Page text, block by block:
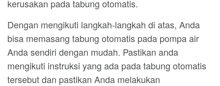
kerusakan pada tabung otomatis.
Dengan mengikuti langkah-langkah di atas, Anda
bisa memasang tabung otomatis pada pompa air
Anda sendiri dengan mudah. Pastikan anda
mengikuti instruksi yang ada pada tabung otomatis
tersebut dan pastikan Anda melakukan